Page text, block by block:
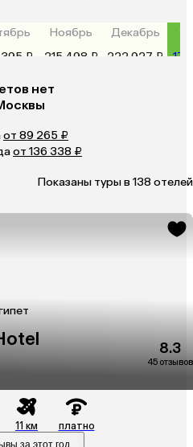
395 ₽
Ноябрь
215 498 ₽
Декабрь
222 927 ₽
нет
от 89 265 ₽
от 136 338 ₽
Показаны туры в 138 отелей
8.3
45 отзывов
11 км платно